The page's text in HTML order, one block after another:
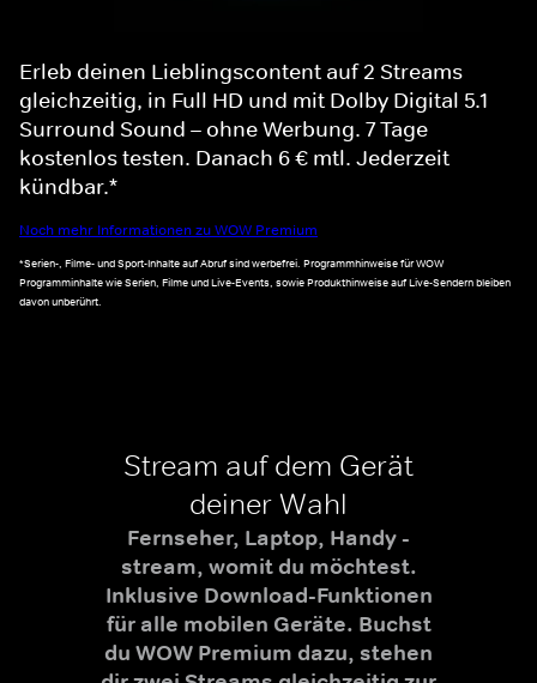
Erleb deinen Lieblingscontent auf 2 Streams
gleichzeitig, in Full HD und mit Dolby Digital 5.1
Surround Sound – ohne Werbung. 7 Tage
kostenlos testen. Danach 6 € mtl. Jederzeit
kündbar.*
Noch mehr Informationen zu WOW Premium
*Serien-, Filme- und Sport-Inhalte auf Abruf sind werbefrei. Programmhinweise für WOW
Programminhalte wie Serien, Filme und Live-Events, sowie Produkthinweise auf Live-Sendern bleiben
davon unberührt.
Stream auf dem Gerät
deiner Wahl
Fernseher, Laptop, Handy -
stream, womit du möchtest.
Inklusive Download-Funktionen
für alle mobilen Geräte. Buchst
du WOW Premium dazu, stehen